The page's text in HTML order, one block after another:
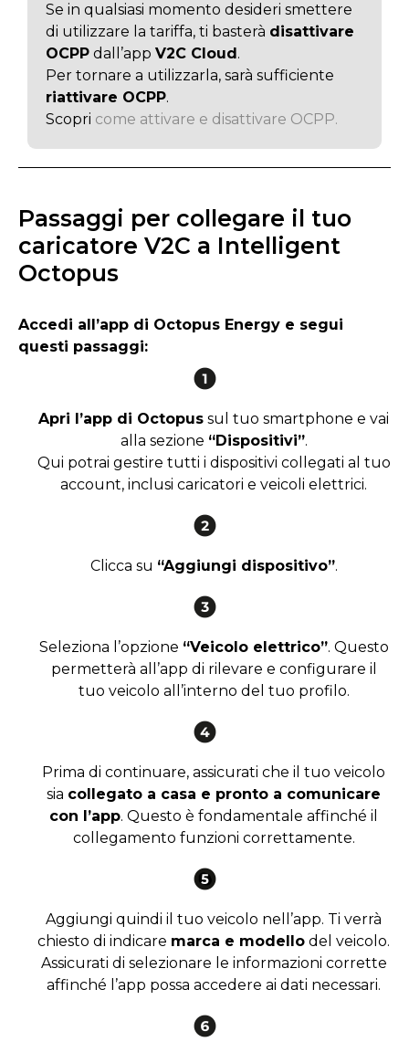
Se in qualsiasi momento desideri smettere
di utilizzare la tariffa, ti basterà disattivare
OCPP dall’app V2C Cloud.
Per tornare a utilizzarla, sarà sufficiente
riattivare OCPP.
Scopri come attivare e disattivare OCPP.
Passaggi per collegare il tuo
caricatore V2C a Intelligent
Octopus
Accedi all’app di Octopus Energy e segui
questi passaggi:
Apri l’app di Octopus sul tuo smartphone e vai
alla sezione “Dispositivi”.
Qui potrai gestire tutti i dispositivi collegati al tuo
account, inclusi caricatori e veicoli elettrici.
Clicca su “Aggiungi dispositivo”.
Seleziona l’opzione “Veicolo elettrico”. Questo
permetterà all’app di rilevare e configurare il
tuo veicolo all’interno del tuo profilo.
Prima di continuare, assicurati che il tuo veicolo
sia collegato a casa e pronto a comunicare
con l’app. Questo è fondamentale affinché il
collegamento funzioni correttamente.
Aggiungi quindi il tuo veicolo nell’app. Ti verrà
chiesto di indicare marca e modello del veicolo.
Assicurati di selezionare le informazioni corrette
affinché l’app possa accedere ai dati necessari.